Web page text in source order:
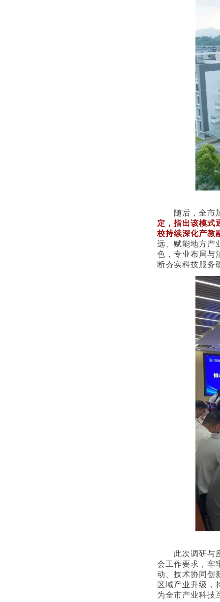
随后，全市
定，指出该模式
校持续深化产教
远、赋能地方产
色，专业布局与
断夯实科技服务
此次调研与
会工作要求，牢
动、技术协同创
区域产业升级，
为全市产业科技